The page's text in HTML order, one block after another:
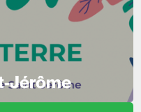
Jérôme